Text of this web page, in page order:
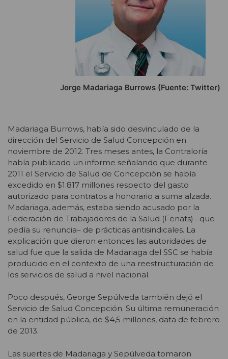
Jorge Madariaga Burrows (Fuente: Twitter)
Madariaga Burrows, había sido desvinculado de la
dirección del Servicio de Salud Concepción en
noviembre de 2012. Tres meses antes, la Contraloría
había publicado un informe señalando que durante
2011 el Servicio de Salud de Concepción se había
excedido en $1.817 millones respecto del gasto
autorizado para contratos a honorario a suma alzada.
Madariaga, además, estaba siendo acusado por la
Federación de Trabajadores de la Salud (Fenats) –que
pedía su renuncia– de prácticas antisindicales. La
explicación que dieron entonces las autoridades de
salud fue que la salida de Madariaga del SSC se había
producido en el contexto de una reestructuración de
los servicios de salud a nivel nacional.
Poco después, George Sepúlveda también dejó el
Servicio de Salud Concepción. Su última remuneración
en la entidad pública, de $4,5 millones, data de febrero
de 2013.
Las suertes de Madariaga y Sepúlveda tomaron